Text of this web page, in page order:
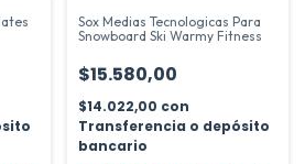
Sox Medias Tecnologicas Para
Snowboard Ski Warmy Fitness
$15.580,00
$14.022,00 con
Transferencia o depósito
bancario